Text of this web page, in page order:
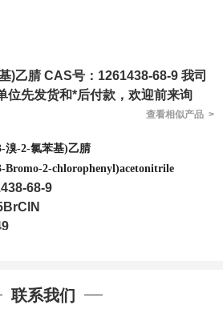
)乙腈 CAS号：1261438-68-9 我司
位先发货和*后付款，欢迎前来询
查看相似产品 >
溴-2-氯苯基)乙腈
Bromo-2-chlorophenyl)acetonitrile
68-9
;100Mg;250Mg ;500Mg
研单位先发货和
剂,欢迎前来询购
联系我们